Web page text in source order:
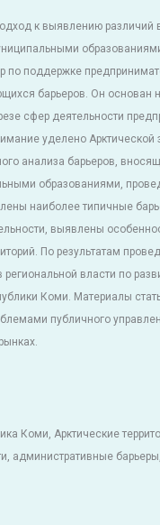
к выявлению различий
по поддержке
барьеров. Он основан
сфер деятельности
уделено
анализа барьеров,
образованиями,
наиболее типичные
выявлены
По результатам
власти по
Коми. Материалы
публичного
Коми, Арктические
административные